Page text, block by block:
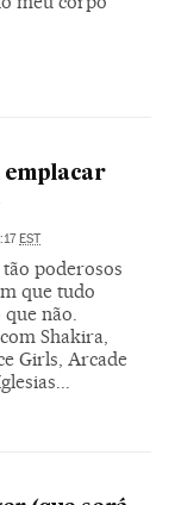
emplacar
EST
poderosos
que tudo
que não.
Shakira,
Girls, Arcade